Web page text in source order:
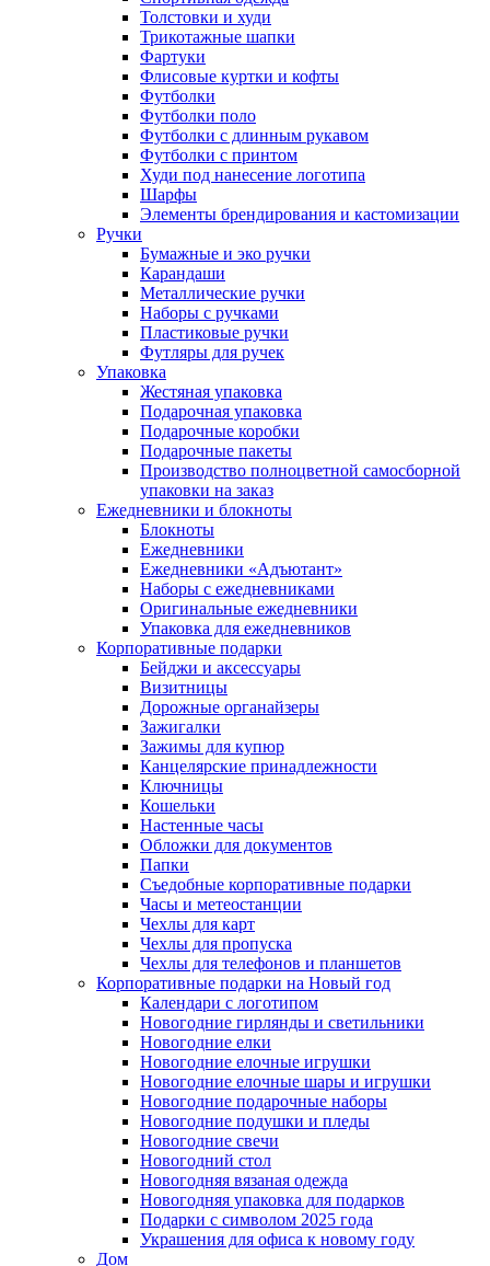
Толстовки и худи
Трикотажные шапки
Фартуки
Флисовые куртки и кофты
Футболки
Футболки поло
Футболки с длинным рукавом
Футболки с принтом
Худи под нанесение логотипа
Шарфы
Элементы брендирования и кастомизации
Ручки
Бумажные и эко ручки
Карандаши
Металлические ручки
Наборы с ручками
Пластиковые ручки
Футляры для ручек
Упаковка
Жестяная упаковка
Подарочная упаковка
Подарочные коробки
Подарочные пакеты
Производство полноцветной самосборной
упаковки на заказ
Ежедневники и блокноты
Блокноты
Ежедневники
Ежедневники «Адъютант»
Наборы с ежедневниками
Оригинальные ежедневники
Упаковка для ежедневников
Корпоративные подарки
Бейджи и аксессуары
Визитницы
Дорожные органайзеры
Зажигалки
Зажимы для купюр
Канцелярские принадлежности
Ключницы
Кошельки
Настенные часы
Обложки для документов
Папки
Съедобные корпоративные подарки
Часы и метеостанции
Чехлы для карт
Чехлы для пропуска
Чехлы для телефонов и планшетов
Корпоративные подарки на Новый год
Календари с логотипом
Новогодние гирлянды и светильники
Новогодние елки
Новогодние елочные игрушки
Новогодние елочные шары и игрушки
Новогодние подарочные наборы
Новогодние подушки и пледы
Новогодние свечи
Новогодний стол
Новогодняя вязаная одежда
Новогодняя упаковка для подарков
Подарки с символом 2025 года
Украшения для офиса к новому году
Дом